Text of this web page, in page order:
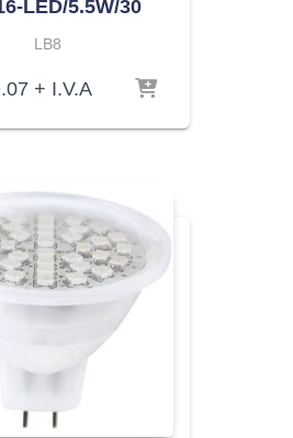
LED/5.5W/30
LB8
+ I.V.A